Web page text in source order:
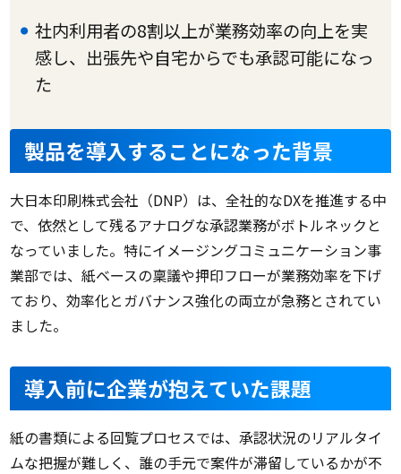
社内利用者の8割以上が業務効率の向上を実
感し、出張先や自宅からでも承認可能になっ
た
製品を導入することになった背景
大日本印刷株式会社（DNP）は、全社的なDXを推進する中
で、依然として残るアナログな承認業務がボトルネックと
なっていました。特にイメージングコミュニケーション事
業部では、紙ベースの稟議や押印フローが業務効率を下げ
ており、効率化とガバナンス強化の両立が急務とされてい
ました。
導入前に企業が抱えていた課題
紙の書類による回覧プロセスでは、承認状況のリアルタイ
ムな把握が難しく、誰の手元で案件が滞留しているかが不